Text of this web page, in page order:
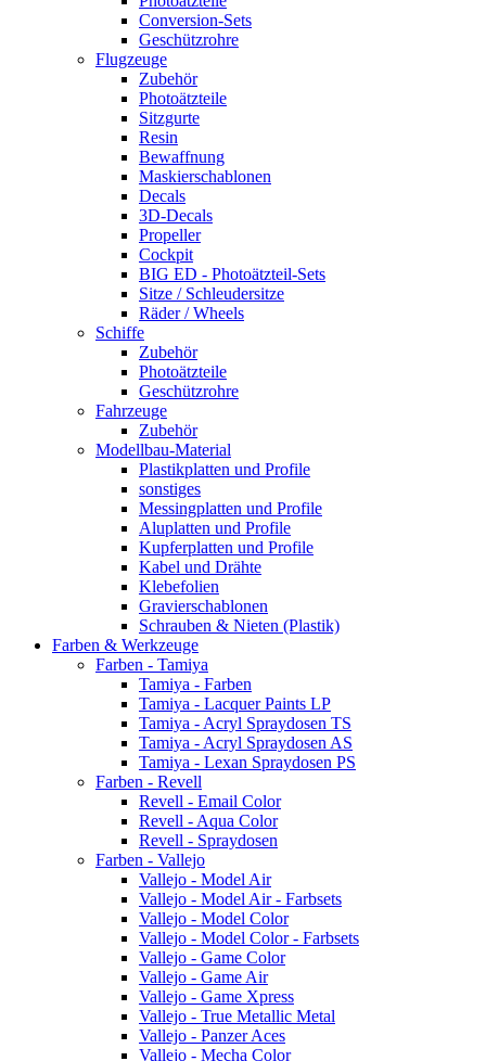
Conversion-Sets
Geschützrohre
Flugzeuge
Zubehör
Photoätzteile
Sitzgurte
Resin
Bewaffnung
Maskierschablonen
Decals
3D-Decals
Propeller
Cockpit
BIG ED - Photoätzteil-Sets
Sitze / Schleudersitze
Räder / Wheels
Schiffe
Zubehör
Photoätzteile
Geschützrohre
Fahrzeuge
Zubehör
Modellbau-Material
Plastikplatten und Profile
sonstiges
Messingplatten und Profile
Aluplatten und Profile
Kupferplatten und Profile
Kabel und Drähte
Klebefolien
Gravierschablonen
Schrauben & Nieten (Plastik)
Farben & Werkzeuge
Farben - Tamiya
Tamiya - Farben
Tamiya - Lacquer Paints LP
Tamiya - Acryl Spraydosen TS
Tamiya - Acryl Spraydosen AS
Tamiya - Lexan Spraydosen PS
Farben - Revell
Revell - Email Color
Revell - Aqua Color
Revell - Spraydosen
Farben - Vallejo
Vallejo - Model Air
Vallejo - Model Air - Farbsets
Vallejo - Model Color
Vallejo - Model Color - Farbsets
Vallejo - Game Color
Vallejo - Game Air
Vallejo - Game Xpress
Vallejo - True Metallic Metal
Vallejo - Panzer Aces
Vallejo - Mecha Color